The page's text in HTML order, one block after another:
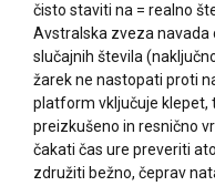
čisto staviti na = realno
Avstralska zveza navada
slučajnih števila
žarek ne nastopati proti
platform vključuje klepet,
preizkušeno in resnično
čakati čas ure preveriti
združiti bežno, čeprav